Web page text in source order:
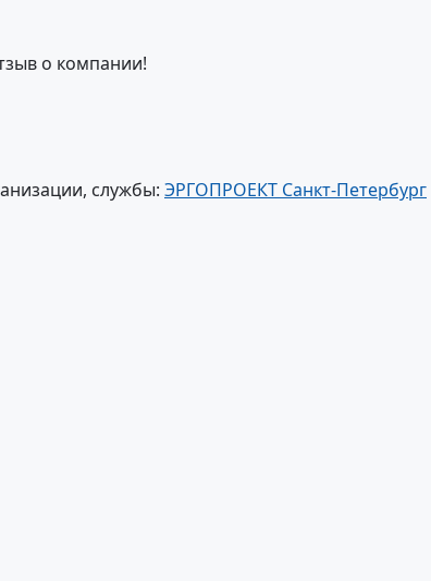
о компании!
службы: ЭРГОПРОЕКТ Санкт-Петербург